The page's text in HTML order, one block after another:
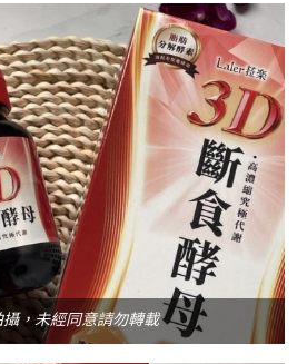
，未經同意請勿轉載